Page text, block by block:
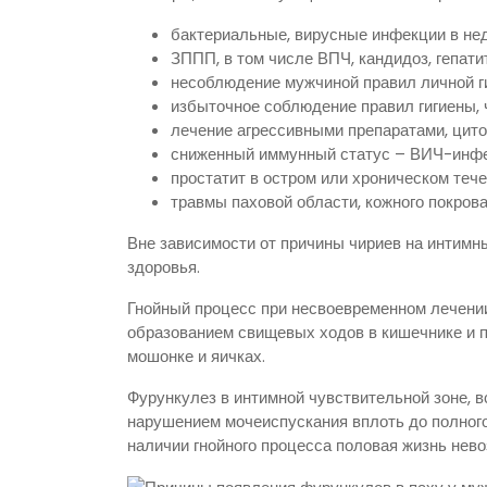
бактериальные, вирусные инфекции в
ЗППП, в том числе ВПЧ, кандидоз,
несоблюдение мужчиной правил личной
избыточное соблюдение правил
лечение агрессивными препаратами,
сниженный иммунный статус – ВИЧ-
простатит в остром или хроническом
травмы паховой области, кожного
Вне зависимости от причины чириев на
здоровья.
Гнойный процесс при несвоевременном
образованием свищевых ходов в кишечнике и
мошонке и яичках.
Фурункулез в интимной чувствительной
нарушением мочеиспускания вплоть до
наличии гнойного процесса половая жизнь